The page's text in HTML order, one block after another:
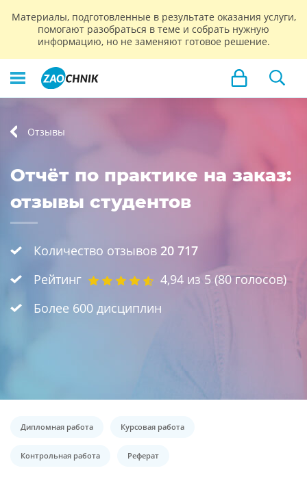
Материалы, подготовленные в результате оказания услуги,
помогают разобраться в теме и собрать нужную
информацию, но не заменяют готовое решение.
Отзывы
Отчёт по практике на заказ:
отзывы студентов
Количество отзывов 20 717
Рейтинг
4,94 из 5 (80голосов)
Более 600 дисциплин
Дипломная работа Курсовая работа
Контрольная работа Реферат